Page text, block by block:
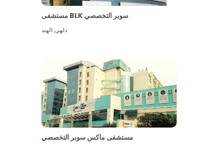
مستشفى BLK سوبر التخصصي
دلهي,الهند
مستشفى ماكس سوبر التخصصي